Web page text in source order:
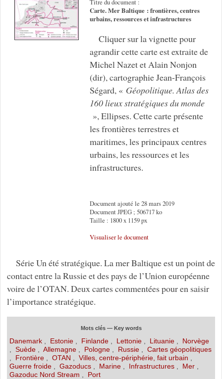
Titre du document :
Carte. Mer Baltique : frontières, centres
urbains, ressources et infrastructures
Cliquer sur la vignette pour
agrandir cette carte est extraite de
Michel Nazet et Alain Nonjon
(dir), cartographie Jean-François
Ségard, « Géopolitique. Atlas des
160 lieux stratégiques du monde
», Ellipses. Cette carte présente
les frontières terrestres et
maritimes, les principaux centres
urbains, les ressources et les
infrastructures.
Document ajouté le 28 mars 2019
Document JPEG ; 506717 ko
Taille : 1800 x 1159 px
Visualiser le document
Série Un été stratégique. La mer Baltique est un point de
contact entre la Russie et des pays de l’Union européenne
voire de l’OTAN. Deux cartes commentées pour en saisir
l’importance stratégique.
Mots clés — Key words
Danemark Estonie Finlande Lettonie Lituanie
Norvège
Suède, Allemagne Pologne Russie
Cartes géopolitiques
Frontière, OTAN Villes, centre-périphérie, fait urbain
Guerre froide, Gazoducs, Marine, Infrastructures, Mer,
Gazoduc Nord Stream
Port